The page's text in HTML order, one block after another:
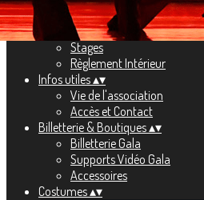
Cours de Danse
Planning des Cours et Tarifs
Stages
Règlement Intérieur
Infos utiles▴▾
Vie de l'association
Accès et Contact
Billetterie & Boutiques▴▾
Billetterie Gala
Supports Vidéo Gala
Accessoires
Costumes▴▾